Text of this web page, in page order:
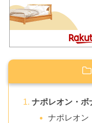
ナポレオン・ボ
ナポレオン